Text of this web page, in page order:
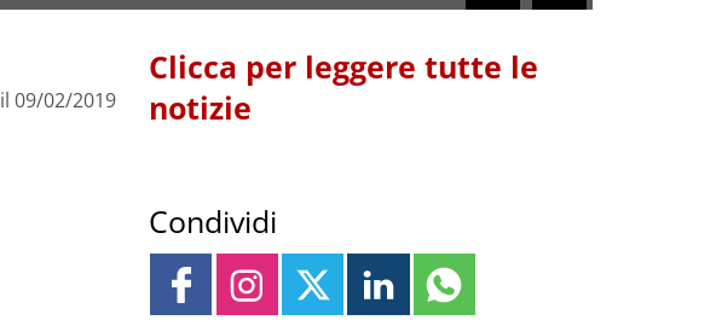
il 09/02/2019
Clicca per leggere tutte le
notizie
Condividi